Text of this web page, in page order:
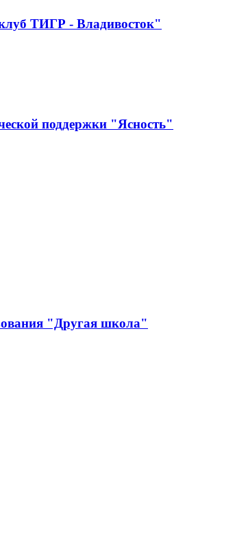
ТИГР - Владивосток"
поддержки "Ясность"
"Другая школа"